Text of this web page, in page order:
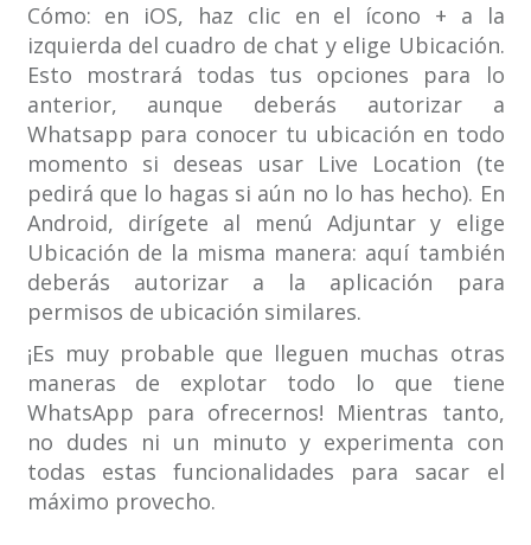
Cómo: en iOS, haz clic en el ícono + a la
izquierda del cuadro de chat y elige Ubicación.
Esto mostrará todas tus opciones para lo
anterior, aunque deberás autorizar a
Whatsapp para conocer tu ubicación en todo
momento si deseas usar Live Location (te
pedirá que lo hagas si aún no lo has hecho). En
Android, dirígete al menú Adjuntar y elige
Ubicación de la misma manera: aquí también
deberás autorizar a la aplicación para
permisos de ubicación similares.
¡Es muy probable que lleguen muchas otras
maneras de explotar todo lo que tiene
WhatsApp para ofrecernos! Mientras tanto,
no dudes ni un minuto y experimenta con
todas estas funcionalidades para sacar el
máximo provecho.